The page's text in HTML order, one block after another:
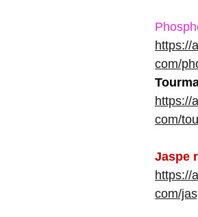
https://
com/
https://
com/
Jaspe
https://
com/